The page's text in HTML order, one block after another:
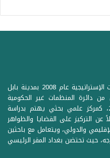
تأسس مركز حمورابي للبحوث والدراسات الإستراتيجية عام 2008 بمدينة بابل
دائرة المنظمات غير الحكومية
المرقمة ((1Z71874 بتاريخ 25/12/2012، كمركز علمي بحثي يهتم بدراسة
عن التركيز على القضايا والظواهر
والدولي، ويتعامل مع باحثين
حيث تحتضن بغداد المقر الرئيسي